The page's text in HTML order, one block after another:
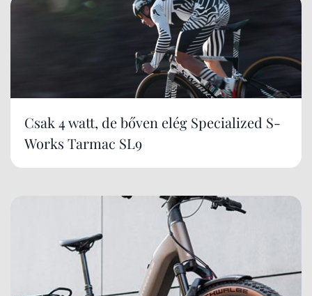
Csak 4 watt, de bőven elég Specialized S-
Works Tarmac SL9